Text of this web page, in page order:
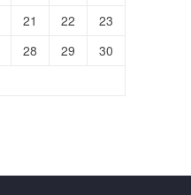
21 22
23
28 29
30